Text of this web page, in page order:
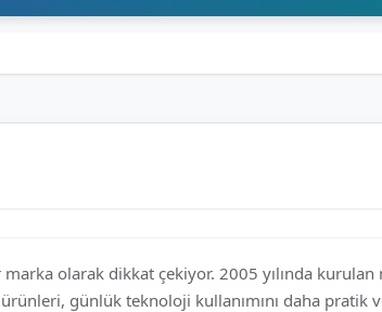
olarak dikkat çekiyor. 2005 yılında kurulan
günlük teknoloji kullanımını daha pratik